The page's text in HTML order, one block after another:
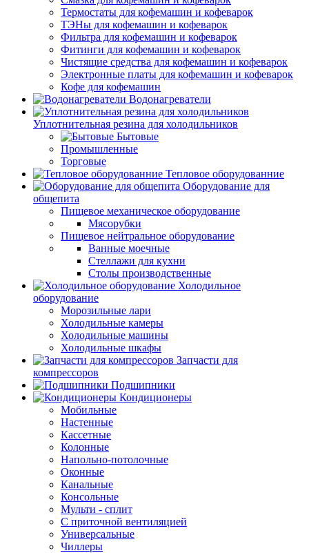
Термостаты для кофемашин и кофеварок
ТЭНы для кофемашин и кофеварок
Фильтра для кофемашин и кофеварок
Фитинги для кофемашин и кофеварок
Чистящие средства для кофемашин и кофеварок
Электронные платы для кофемашин и кофеварок
Кофе для кофемашин
Водонагреватели
Уплотнительная резина для холодильников
Бытовые
Промышленные
Торговые
Тепловое оборудованние
Оборудование для
общепита
Пищевое механическое оборудование
Мясорубки
Пищевое нейтральное оборудование
Ванные моечные
Стеллажи для кухни
Столы производственные
Холодильное
оборудование
Морозильные лари
Холодильные камеры
Холодильные машины
Холодильные шкафы
Запчасти для
компрессоров
Подшипники
Кондиционеры
Мобильные
Настенные
Кассетные
Колонные
Напольно-потолочные
Оконные
Канальные
Консольные
Мульти - сплит
С приточной вентиляцией
Универсальные
Чиллеры